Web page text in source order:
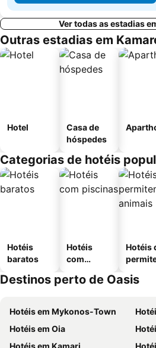
Ver todas as estadias
Outras estadias em
Hotel
Casa de
hóspedes
Categorias de hotéis
Hotéis
baratos
Hotéis
com
Hotéis
Destinos perto de Oasis
Hotéis em Mykonos-Town
Hotéis em Oia
Hotéis em Kamari